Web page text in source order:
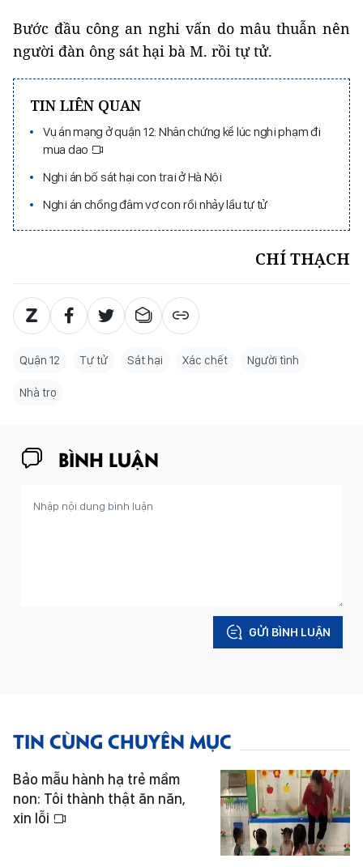
Bước đầu công an nghi vấn do mâu thuẫn nên
người đàn ông sát hại bà M. rồi tự tử.
TIN LIÊN QUAN
Vụ án mạng ở quận 12: Nhân chứng kể lúc nghi phạm đi
mua dao
Nghi án bố sát hại con trai ở Hà Nội
Nghi án chồng đâm vợ con rồi nhảy lầu tự tử
CHÍ THẠCH
Quận 12 Tự tử Sát hại Xác chết Người tình
Nhà trọ
BÌNH LUẬN
GỬI BÌNH LUẬN
TIN CÙNG CHUYÊN MỤC
Bảo mẫu hành hạ trẻ mầm
non: Tôi thành thật ăn năn,
xin lỗi